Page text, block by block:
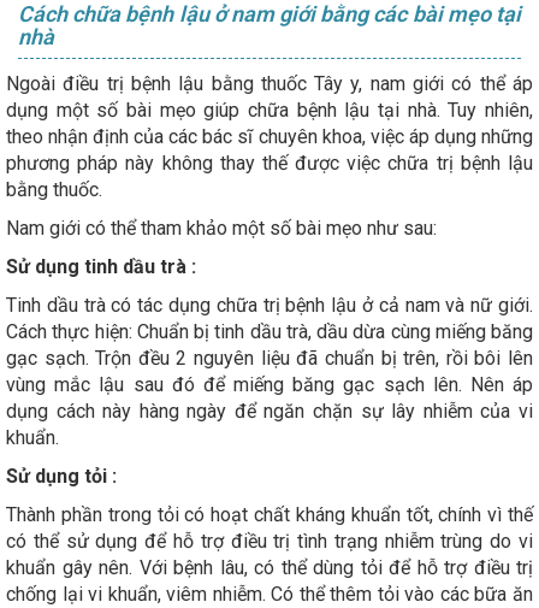
Cách chữa bệnh lậu ở nam giới bằng các bài mẹo tại
nhà
Ngoài điều trị bệnh lậu bằng thuốc Tây y, nam giới có thể áp
dụng một số bài mẹo giúp chữa bệnh lậu tại nhà. Tuy nhiên,
theo nhận định của các bác sĩ chuyên khoa, việc áp dụng những
phương pháp này không thay thế được việc chữa trị bệnh lậu
bằng thuốc.
Nam giới có thể tham khảo một số bài mẹo như sau:
Sử dụng tinh dầu trà :
Tinh dầu trà có tác dụng chữa trị bệnh lậu ở cả nam và nữ giới.
Cách thực hiện: Chuẩn bị tinh dầu trà, dầu dừa cùng miếng băng
gạc sạch. Trộn đều 2 nguyên liệu đã chuẩn bị trên, rồi bôi lên
vùng mắc lậu sau đó để miếng băng gạc sạch lên. Nên áp
dụng cách này hàng ngày để ngăn chặn sự lây nhiễm của vi
khuẩn.
Sử dụng tỏi :
Thành phần trong tỏi có hoạt chất kháng khuẩn tốt, chính vì thế
có thể sử dụng để hỗ trợ điều trị tình trạng nhiễm trùng do vi
khuẩn gây nên. Với bệnh lâu, có thể dùng tỏi để hỗ trợ điều trị
chống lại vi khuẩn, viêm nhiễm. Có thể thêm tỏi vào các bữa ăn